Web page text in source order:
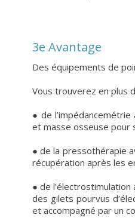
3e Avantage
Des équipements de
Vous trouverez en plus
● de
et masse osseuse pour
● de la pressothérapie
récupération après les
● de l’électrostimulation
des gilets pourvus
et accompagné par un